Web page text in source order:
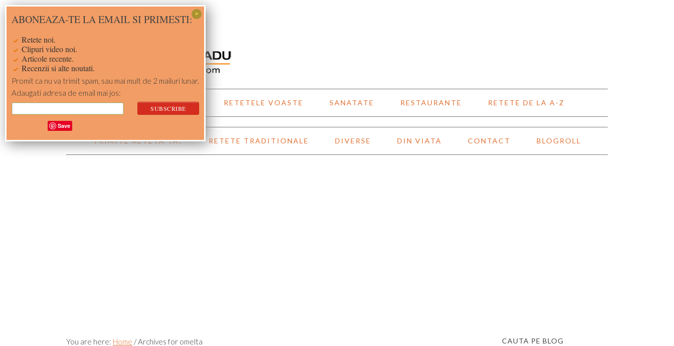
Skip
to
Skip
to
Skip
to
Skip
to
ACASA RETETE RETETELE VOASTE SANATATE RESTAURANTE RETETE DE LA A-Z
TRIMITE RETETA TA! RETETE TRADITIONALE DIVERSE DIN VIATA CONTACT BLOGROLL
You are here: Home /Archives for omelta CAUTA PE BLOG
ABONEAZA-TE LA EMAIL SI PRIMESTI:
Retete noi.
Clipuri video noi.
Articole recente.
Recenzii si alte noutati.
Promit ca nu va trimit spam, sau mai mult de 2 mailuri lunar.
Adaugati adresa de email mai jos:
Save